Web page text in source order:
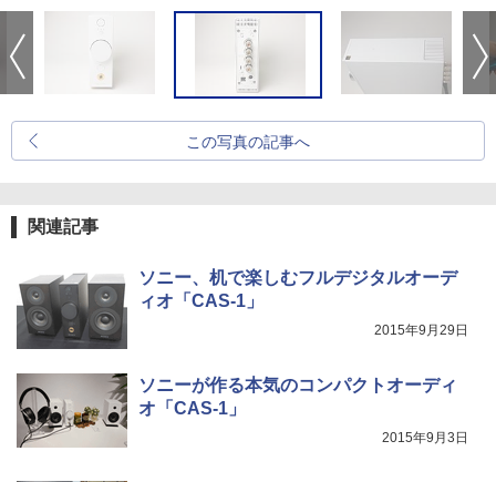
この写真の記事へ
関連記事
ソニー、机で楽しむフルデジタルオーデ
ィオ「CAS-1」
2015年9月29日
ソニーが作る本気のコンパクトオーディ
オ「CAS-1」
2015年9月3日